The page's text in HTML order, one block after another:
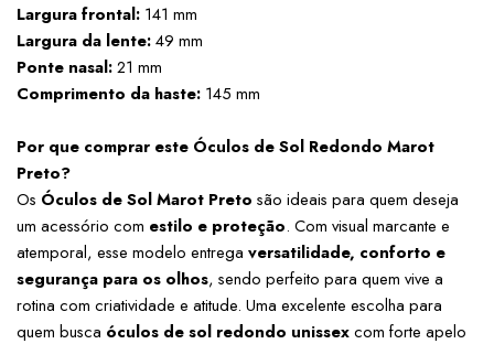
Largura frontal: 141 mm
Largura da lente: 49 mm
Ponte nasal: 21 mm
Comprimento da haste: 145 mm
Por que comprar este Óculos de Sol Redondo Marot
Preto?
Os Óculos de Sol Marot Preto são ideais para quem deseja
um acessório com estilo e proteção. Com visual marcante e
atemporal, esse modelo entrega versatilidade, conforto e
segurança para os olhos, sendo perfeito para quem vive a
rotina com criatividade e atitude. Uma excelente escolha para
quem busca óculos de sol redondo unissex com forte apelo